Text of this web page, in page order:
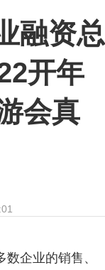
融资总
开年
会真
企业的销售、